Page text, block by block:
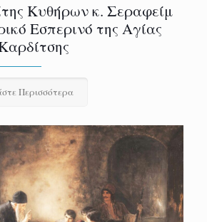
Κυθήρων κ. Σεραφείμ
Εσπερινό της Αγίας
Περισσότερα